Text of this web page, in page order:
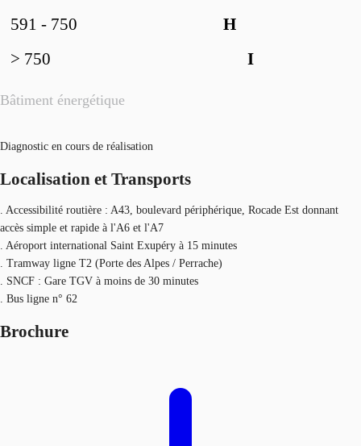
Bâtiment énergétique
H
591 - 750
I
> 750
Diagnostic en cours de réalisation
Localisation et Transports
. Accessibilité routière : A43, boulevard périphérique, Rocade Est donnant
accès simple et rapide à l'A6 et l'A7
. Aéroport international Saint Exupéry à 15 minutes
. Tramway ligne T2 (Porte des Alpes / Perrache)
. SNCF : Gare TGV à moins de 30 minutes
. Bus ligne n° 62
Brochure